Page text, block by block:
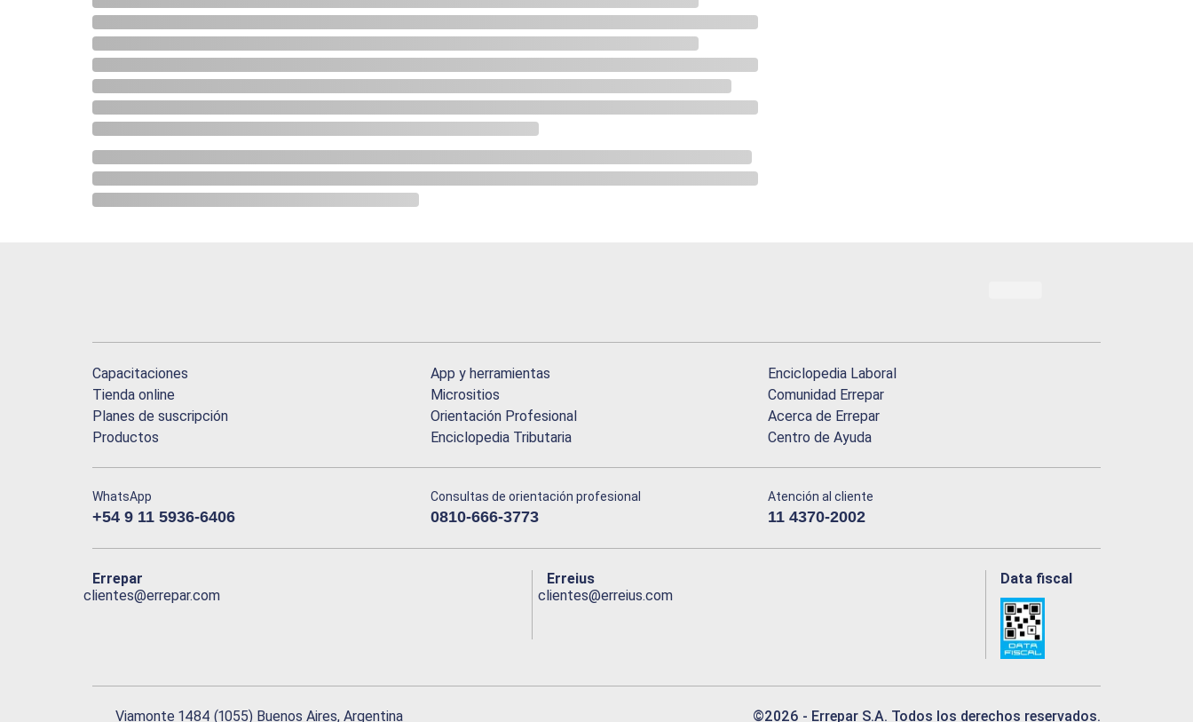
Capacitaciones
Tienda online
Planes de suscripción
Productos
App y herramientas
Micrositios
Orientación Profesional
Enciclopedia Tributaria
Enciclopedia Laboral
Comunidad Errepar
Acerca de Errepar
Centro de Ayuda
WhatsApp
+54 9 11 5936-6406
Consultas de orientación profesional
0810-666-3773
Atención al cliente
11 4370-2002
Errepar
clientes@errepar.com
Erreius
clientes@erreius.com
Data fiscal
Viamonte 1484 (1055) Buenos Aires, Argentina ©2026 - Errepar S.A. Todos los derechos reservados.